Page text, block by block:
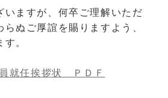
いますが、何卒ご理解いただ
らぬご厚誼を賜りますよう、
。
就任挨拶状 ＰＤＦ